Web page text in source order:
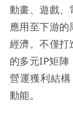
動畫、遊戲、
應用至下游
經濟。不僅打
的多元IP矩陣
營運獲利結
動能。